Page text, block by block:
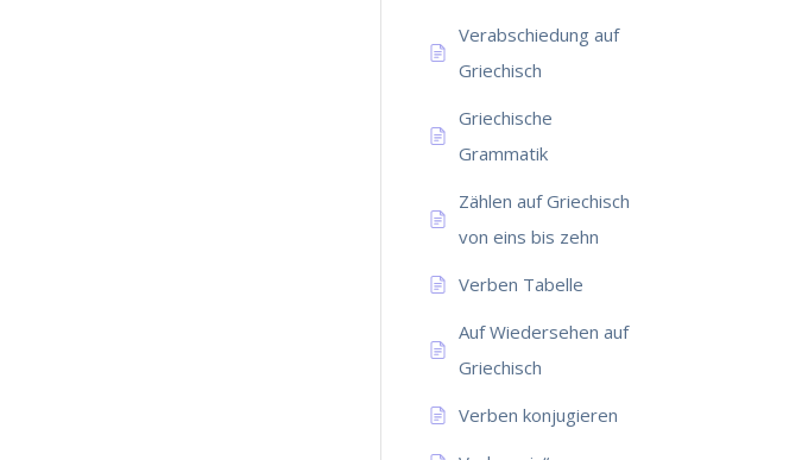
Verabschiedung auf
Griechisch
Griechische
Grammatik
Zählen auf Griechisch
von eins bis zehn
Verben Tabelle
Auf Wiedersehen auf
Griechisch
Verben konjugieren